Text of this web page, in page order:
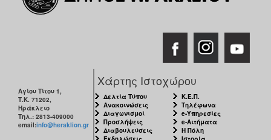
Αγίου Τίτου 1,
Τ.Κ. 71202,
Ηράκλειο
Τηλ.: 2813-409000
email:info@heraklion.gr
Χάρτης Ιστοχώρου
Δελτία Τύπου
Ανακοινώσεις
Διαγωνισμοί
Προσλήψεις
Διαβουλεύσεις
Κ.Ε.Π.
Τηλέφωνα
e-Υπηρεσίες
e-Αιτήματα
Η Πόλη